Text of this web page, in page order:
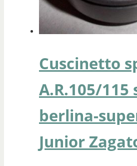
Cuscinetto
A.R.105/115
berlina-
Junior